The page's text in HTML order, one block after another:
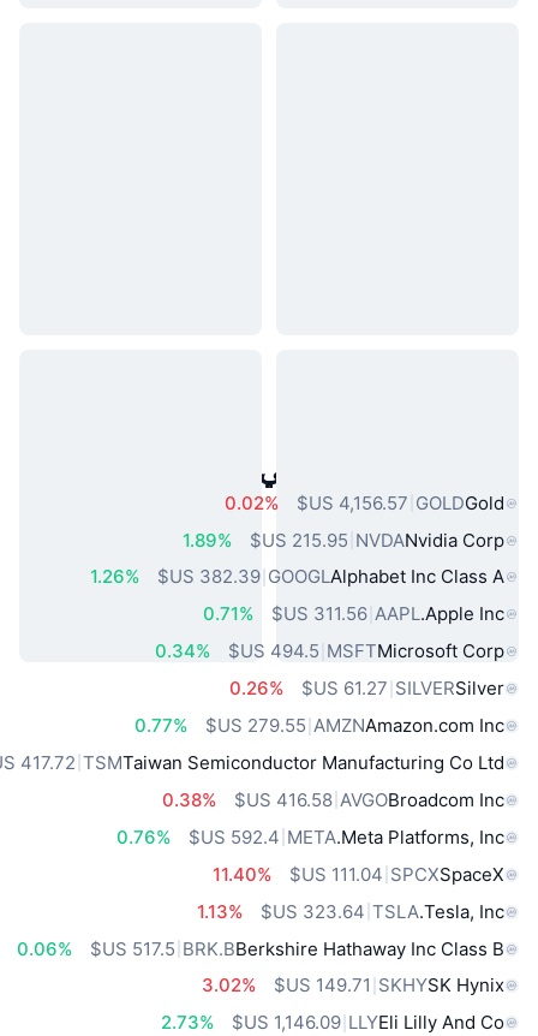
أصول العالم الحقيقي الشائعة
Gold
GOLD
0.02%
Nvidia Corp
NVDA
1.89%
Alphabet Inc Class A
GOOGL
‏382.39 US$
1.26%
Apple Inc.
AAPL
‏311.56 US$
0.71%
Microsoft Corp
MSFT
0.34%
Silver
SILVER
0.26%
Amazon.com Inc
AMZN
0.77%
Taiwan Semiconductor Manufacturing Co Ltd
TSM
Broadcom Inc
AVGO
‏416.58 US$
0.38%
Meta Platforms, Inc.
META
0.76%
SpaceX
SPCX
11.40%
Tesla, Inc.
TSLA
1.13%
Berkshire Hathaway Inc Class B
BRK.B
0.06%
SK Hynix
SKHY
3.02%
Eli Lilly And Co
LLY
‏‏1,146.09 US$
2.73%